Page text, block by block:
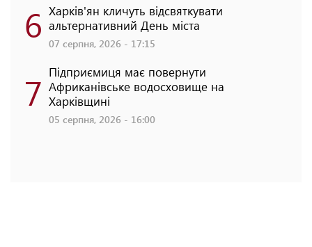
6 Харків'ян кличуть відсвяткувати
альтернативний День міста
07 серпня, 2026 - 17:15
7 Підприємиця має повернути
Африканівське водосховище на
Харківщині
05 серпня, 2026 - 16:00